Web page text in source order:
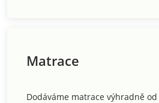
Matrace
Dodáváme matrace výhradně